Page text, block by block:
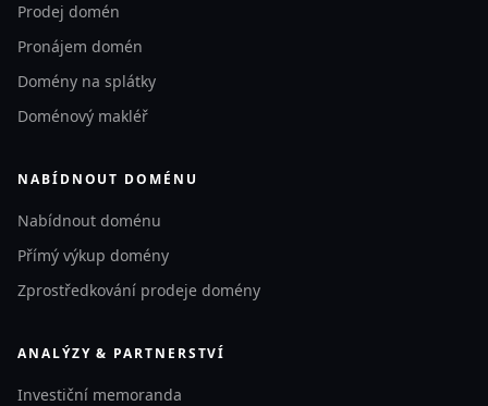
Prodej domén
Pronájem domén
Domény na splátky
Doménový makléř
NABÍDNOUT DOMÉNU
Nabídnout doménu
Přímý výkup domény
Zprostředkování prodeje domény
ANALÝZY & PARTNERSTVÍ
Investiční memoranda